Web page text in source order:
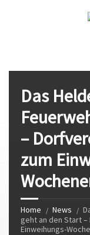
Das
–
zum
Home News
geht an den Start –
Einweihungs-